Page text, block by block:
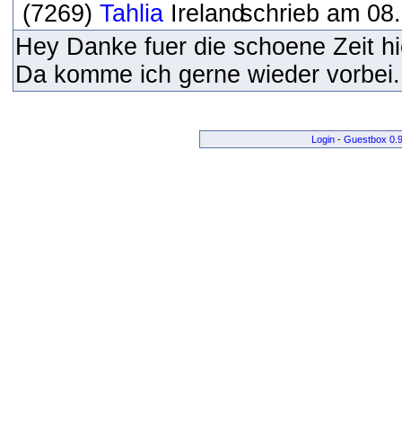
(7269) Tahlia
schrieb am
Hey Danke fuer die schoene Zeit
Da komme ich gerne wieder
Login- Guestbox